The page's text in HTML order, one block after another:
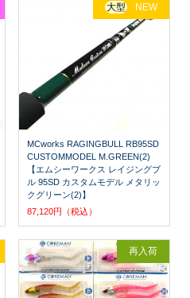
MCworks RAGINGBULL RB95SD
CUSTOMMODEL M.GREEN(2)
【エムシーワークス レイジングブ
ル 95SD カスタムモデル メタリッ
クグリーン(2)】
87,120円（税込）
大型 NEW
再入荷